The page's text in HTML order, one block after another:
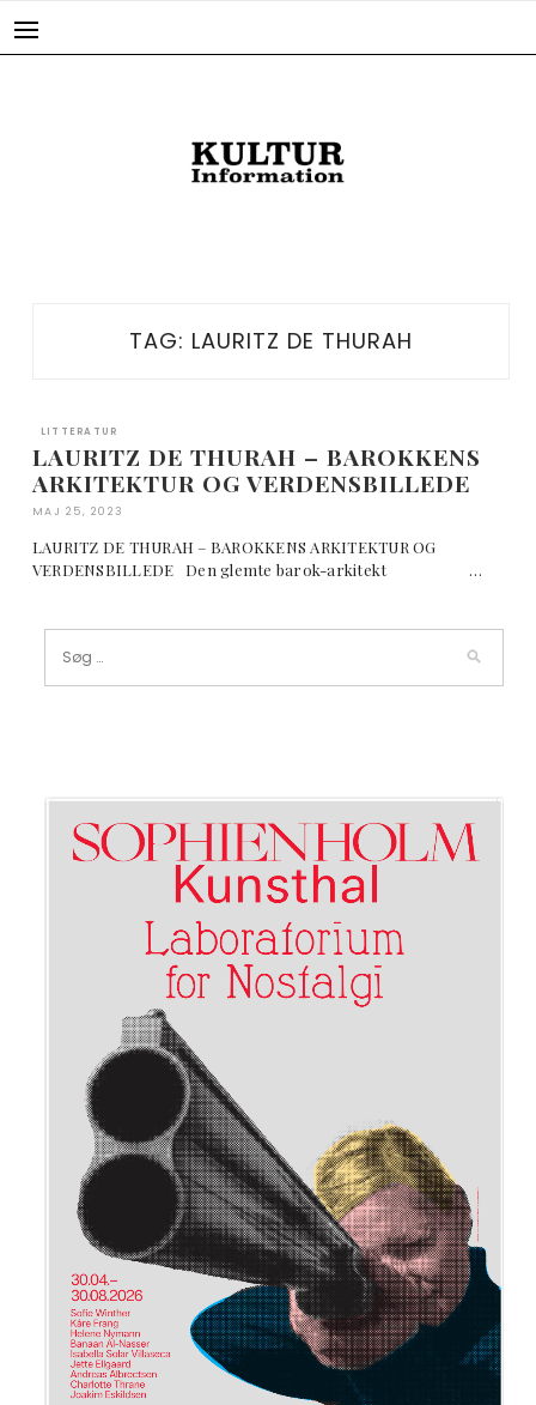
TAG: LAURITZ DE THURAH
LITTERATUR
LAURITZ DE THURAH – BAROKKENS
ARKITEKTUR OG VERDENSBILLEDE
MAJ 25, 2023
LAURITZ DE THURAH – BAROKKENS ARKITEKTUR OG
VERDENSBILLEDE Den glemte barok-arkitekt …